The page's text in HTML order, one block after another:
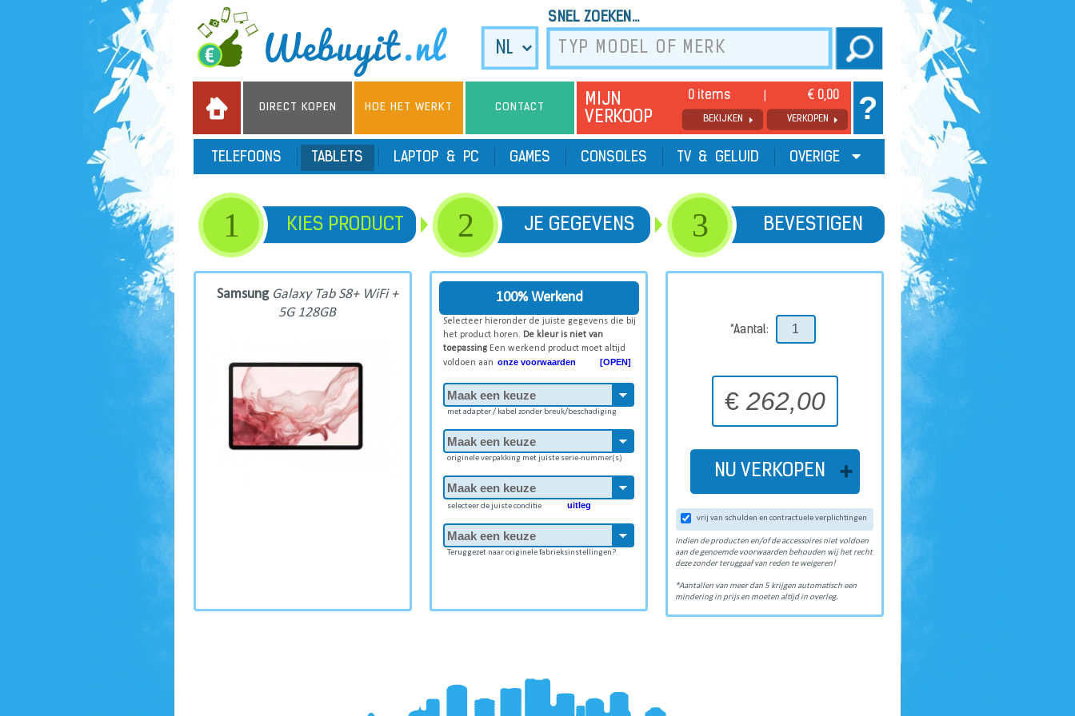
SNEL ZOEKEN...
DIRECT KOPEN HOE HET WERKT CONTACT
MIJN
VERKOOP
0 items € 0,00
BEKIJKEN VERKOPEN ?
TELEFOONS TABLETS LAPTOP & PC GAMES CONSOLES TV & GELUID OVERIGE
1 KIES PRODUCT 2 JE GEGEVENS 3 BEVESTIGEN
Samsung Galaxy Tab S8+ WiFi +
5G 128GB
100% Werkend
Selecteer hieronder de juiste gegevens die bij
het product horen. De kleur is niet van
toepassing Een werkend product moet altijd
voldoen aan onze voorwaarden [OPEN]
met adapter / kabel zonder breuk/beschadiging
originele verpakking met juiste serie-nummer(s)
selecteer de juiste conditie uitleg
Teruggezet naar originele fabrieksinstellingen?
*Aantal:
€ 262,00
NU VERKOPEN
vrij van schulden en contractuele verplichtingen
Indien de producten en/of de accessoires niet voldoen
aan de genoemde voorwaarden behouden wij het recht
deze zonder teruggaaf van reden te weigeren!
*Aantallen van meer dan 5 krijgen automatisch een
mindering in prijs en moeten altijd in overleg.